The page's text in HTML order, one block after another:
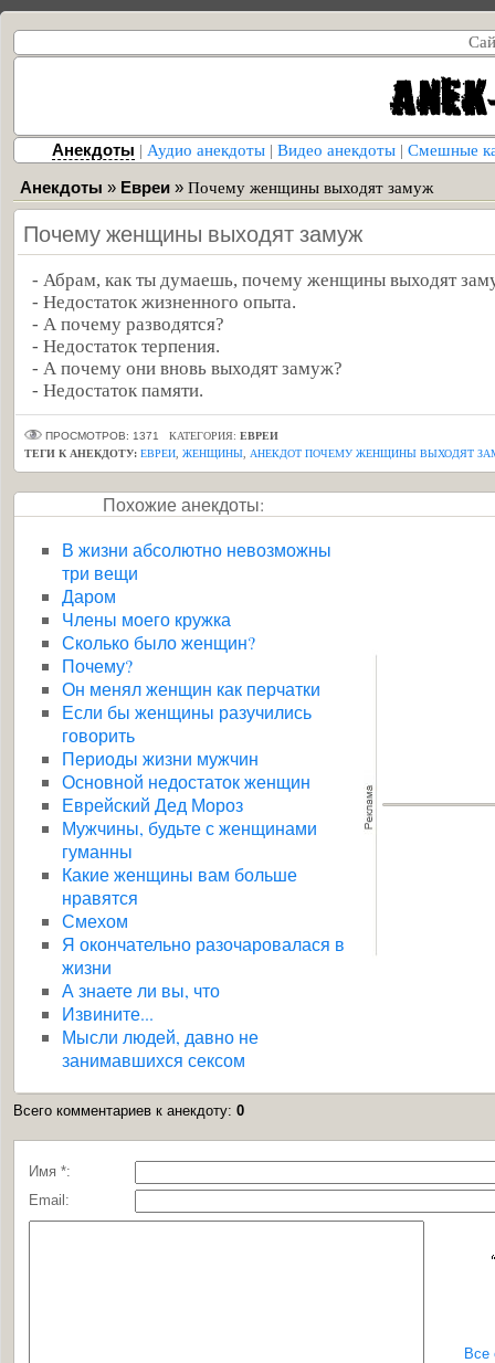
Анекдоты | Аудио анекдоты | Видео анекдоты | Смешные
Анекдоты » Евреи » Почему женщины выходят замуж
Почему женщины выходят замуж
- Абрам, как ты думаешь, почему женщины выходят
- Недостаток жизненного опыта.
- А почему разводятся?
- Недостаток терпения.
- А почему они вновь выходят замуж?
- Недостаток памяти.
ПРОСМОТРОВ: 1371 КАТЕГОРИЯ: ЕВРЕИ
ТЕГИ К АНЕКДОТУ: ЕВРЕИ ЖЕНЩИНЫ АНЕКДОТ ПОЧЕМУ ЖЕНЩИНЫ ВЫХОДЯТ
Похожие анекдоты:
В жизни абсолютно невозможны
три вещи
Даром
Члены моего кружка
Сколько было женщин?
Почему?
Он менял женщин как перчатки
Если бы женщины разучились
говорить
Периоды жизни мужчин
Основной недостаток женщин
Еврейский Дед Мороз
Мужчины, будьте с женщинами
гуманны
Какие женщины вам больше
нравятся
Смехом
Я окончательно разочаровалася в
жизни
А знаете ли вы, что
Извините...
Мысли людей, давно не
занимавшихся сексом
Всего комментариев к анекдоту: 0
Имя *:
Email:
Все